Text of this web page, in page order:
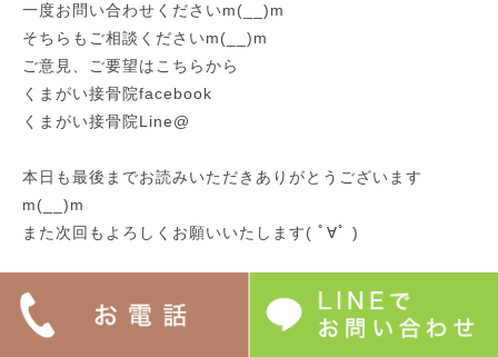
一度お問い合わせくださいm(__)m
そちらもご相談くださいm(__)m
ご意見、ご要望はこちらから
くまがい接骨院facebook
くまがい接骨院Line@
本日も最後までお読みいただきありがとうございます
m(__)m
また次回もよろしくお願いいたします( ﾟ∀ﾟ )
投稿者:くまがい接骨院